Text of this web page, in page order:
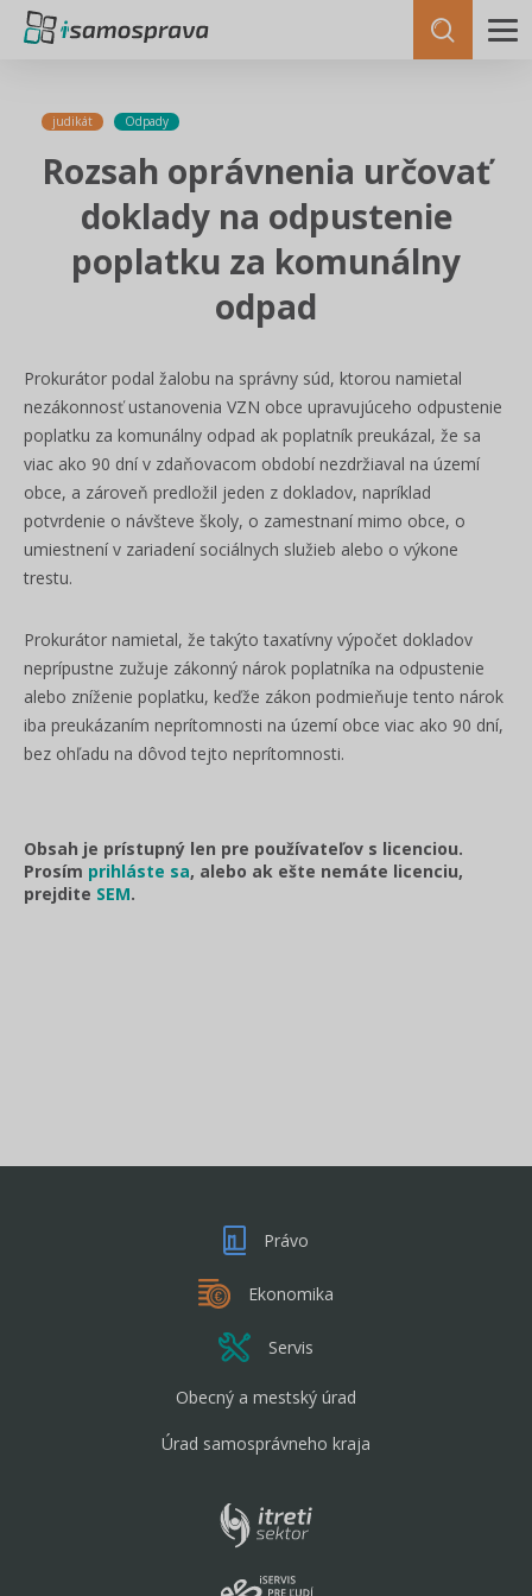
judikát Odpady
Rozsah oprávnenia určovať
doklady na odpustenie
poplatku za komunálny
odpad
Prokurátor podal žalobu na správny súd, ktorou namietal
nezákonnosť ustanovenia VZN obce upravujúceho odpustenie
poplatku za komunálny odpad ak poplatník preukázal, že sa
viac ako 90 dní v zdaňovacom období nezdržiaval na území
obce, a zároveň predložil jeden z dokladov, napríklad
potvrdenie o návšteve školy, o zamestnaní mimo obce, o
umiestnení v zariadení sociálnych služieb alebo o výkone
trestu.
Prokurátor namietal, že takýto taxatívny výpočet dokladov
neprípustne zužuje zákonný nárok poplatníka na odpustenie
alebo zníženie poplatku, keďže zákon podmieňuje tento nárok
iba preukázaním neprítomnosti na území obce viac ako 90 dní,
bez ohľadu na dôvod tejto neprítomnosti.
Obsah je prístupný len pre používateľov s licenciou.
Prosím prihláste sa, alebo ak ešte nemáte licenciu,
prejdite SEM.
Právo
Ekonomika
Servis
Obecný a mestský úrad
Úrad samosprávneho kraja